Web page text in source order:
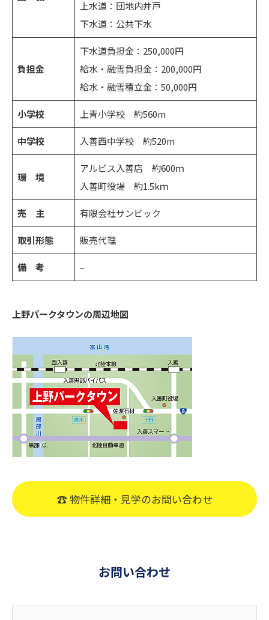
上水道：団地内井戸
下水道：公共下水
負担金
下水道負担金：250,000円
給水・融雪負担金：200,000円
給水・融雪積立金：50,000円
小学校 上青小学校 約560m
中学校 入善西中学校 約520m
環 境
アルビス入善店 約600ｍ
入善町役場 約1.5kｍ
売 主 有限会社サンビック
取引形態 販売代理
備 考 –
上野パークタウンの周辺地図
☎︎ 物件詳細・見学のお問い合わせ
お問い合わせ